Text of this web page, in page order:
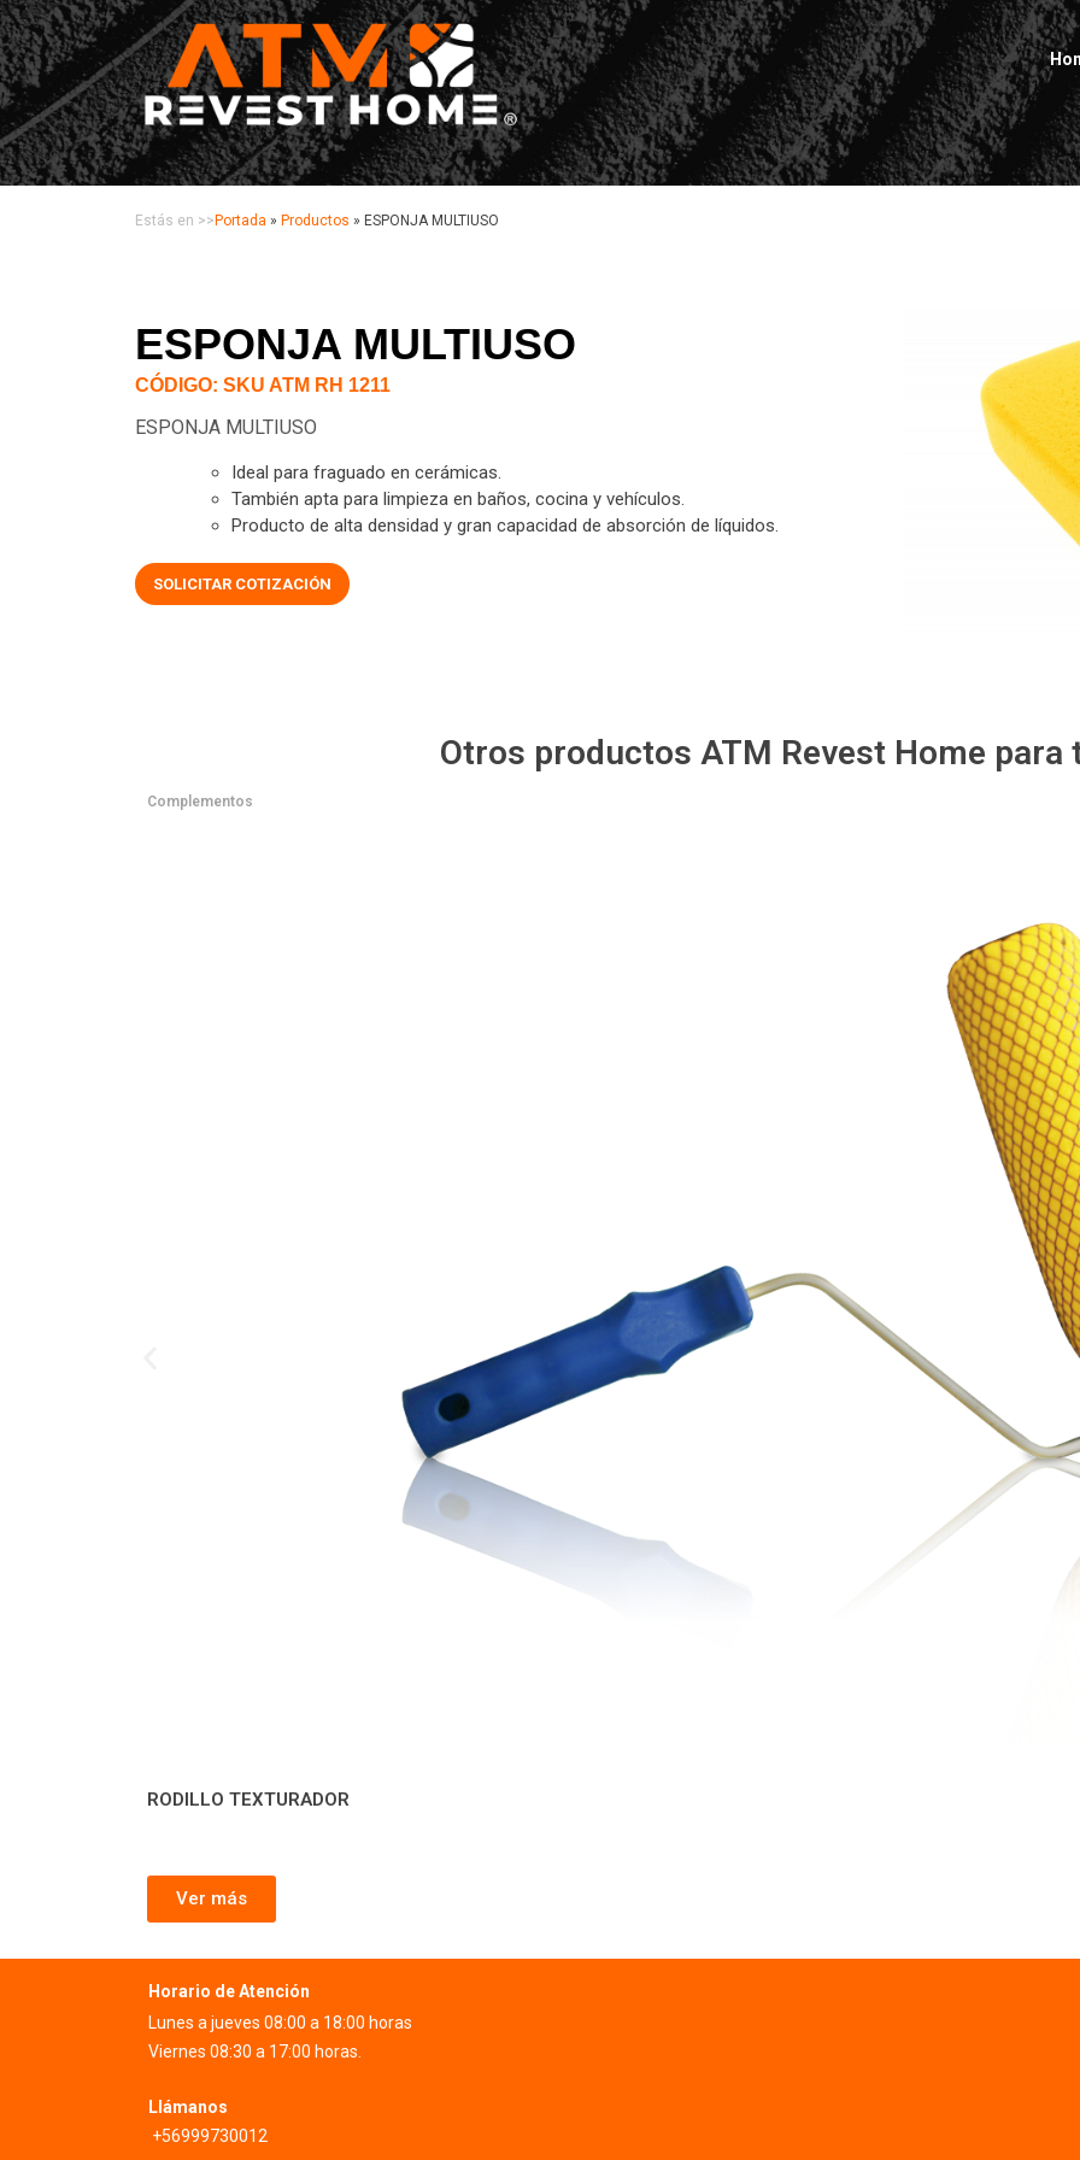
Estás en >> Portada » Productos » ESPONJA MULTIUSO
ESPONJA MULTIUSO
CÓDIGO: SKU ATM RH 1211
ESPONJA MULTIUSO
Ideal para fraguado en cerámicas.
También apta para limpieza en baños, cocina y vehículos.
Producto de alta densidad y gran capacidad de absorción de líquidos.
SOLICITAR COTIZACIÓN
Complementos
RODILLO TEXTURADOR
Ver más
Otros productos ATM Revest Home para
Horario de Atención
Lunes a jueves 08:00 a 18:00 horas
Viernes 08:30 a 17:00 horas.
Llámanos
+56999730012